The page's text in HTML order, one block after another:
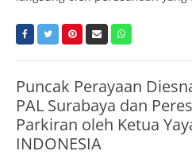
Puncak Perayaan
PAL Surabaya dan
Parkiran oleh Ketua
INDONESIA